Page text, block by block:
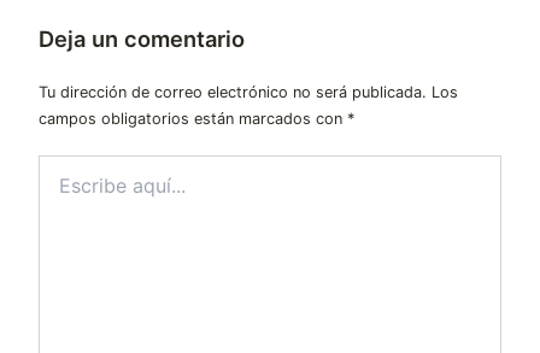
Deja un comentario
Tu dirección de correo electrónico no será publicada. Los
campos obligatorios están marcados con *
aquí...